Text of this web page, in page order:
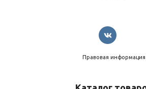
Правовая информация